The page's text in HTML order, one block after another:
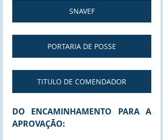
SNAVEF
PORTARIA DE POSSE
TITULO DE COMENDADOR
DO ENCAMINHAMENTO PARA A
APROVAÇÃO: